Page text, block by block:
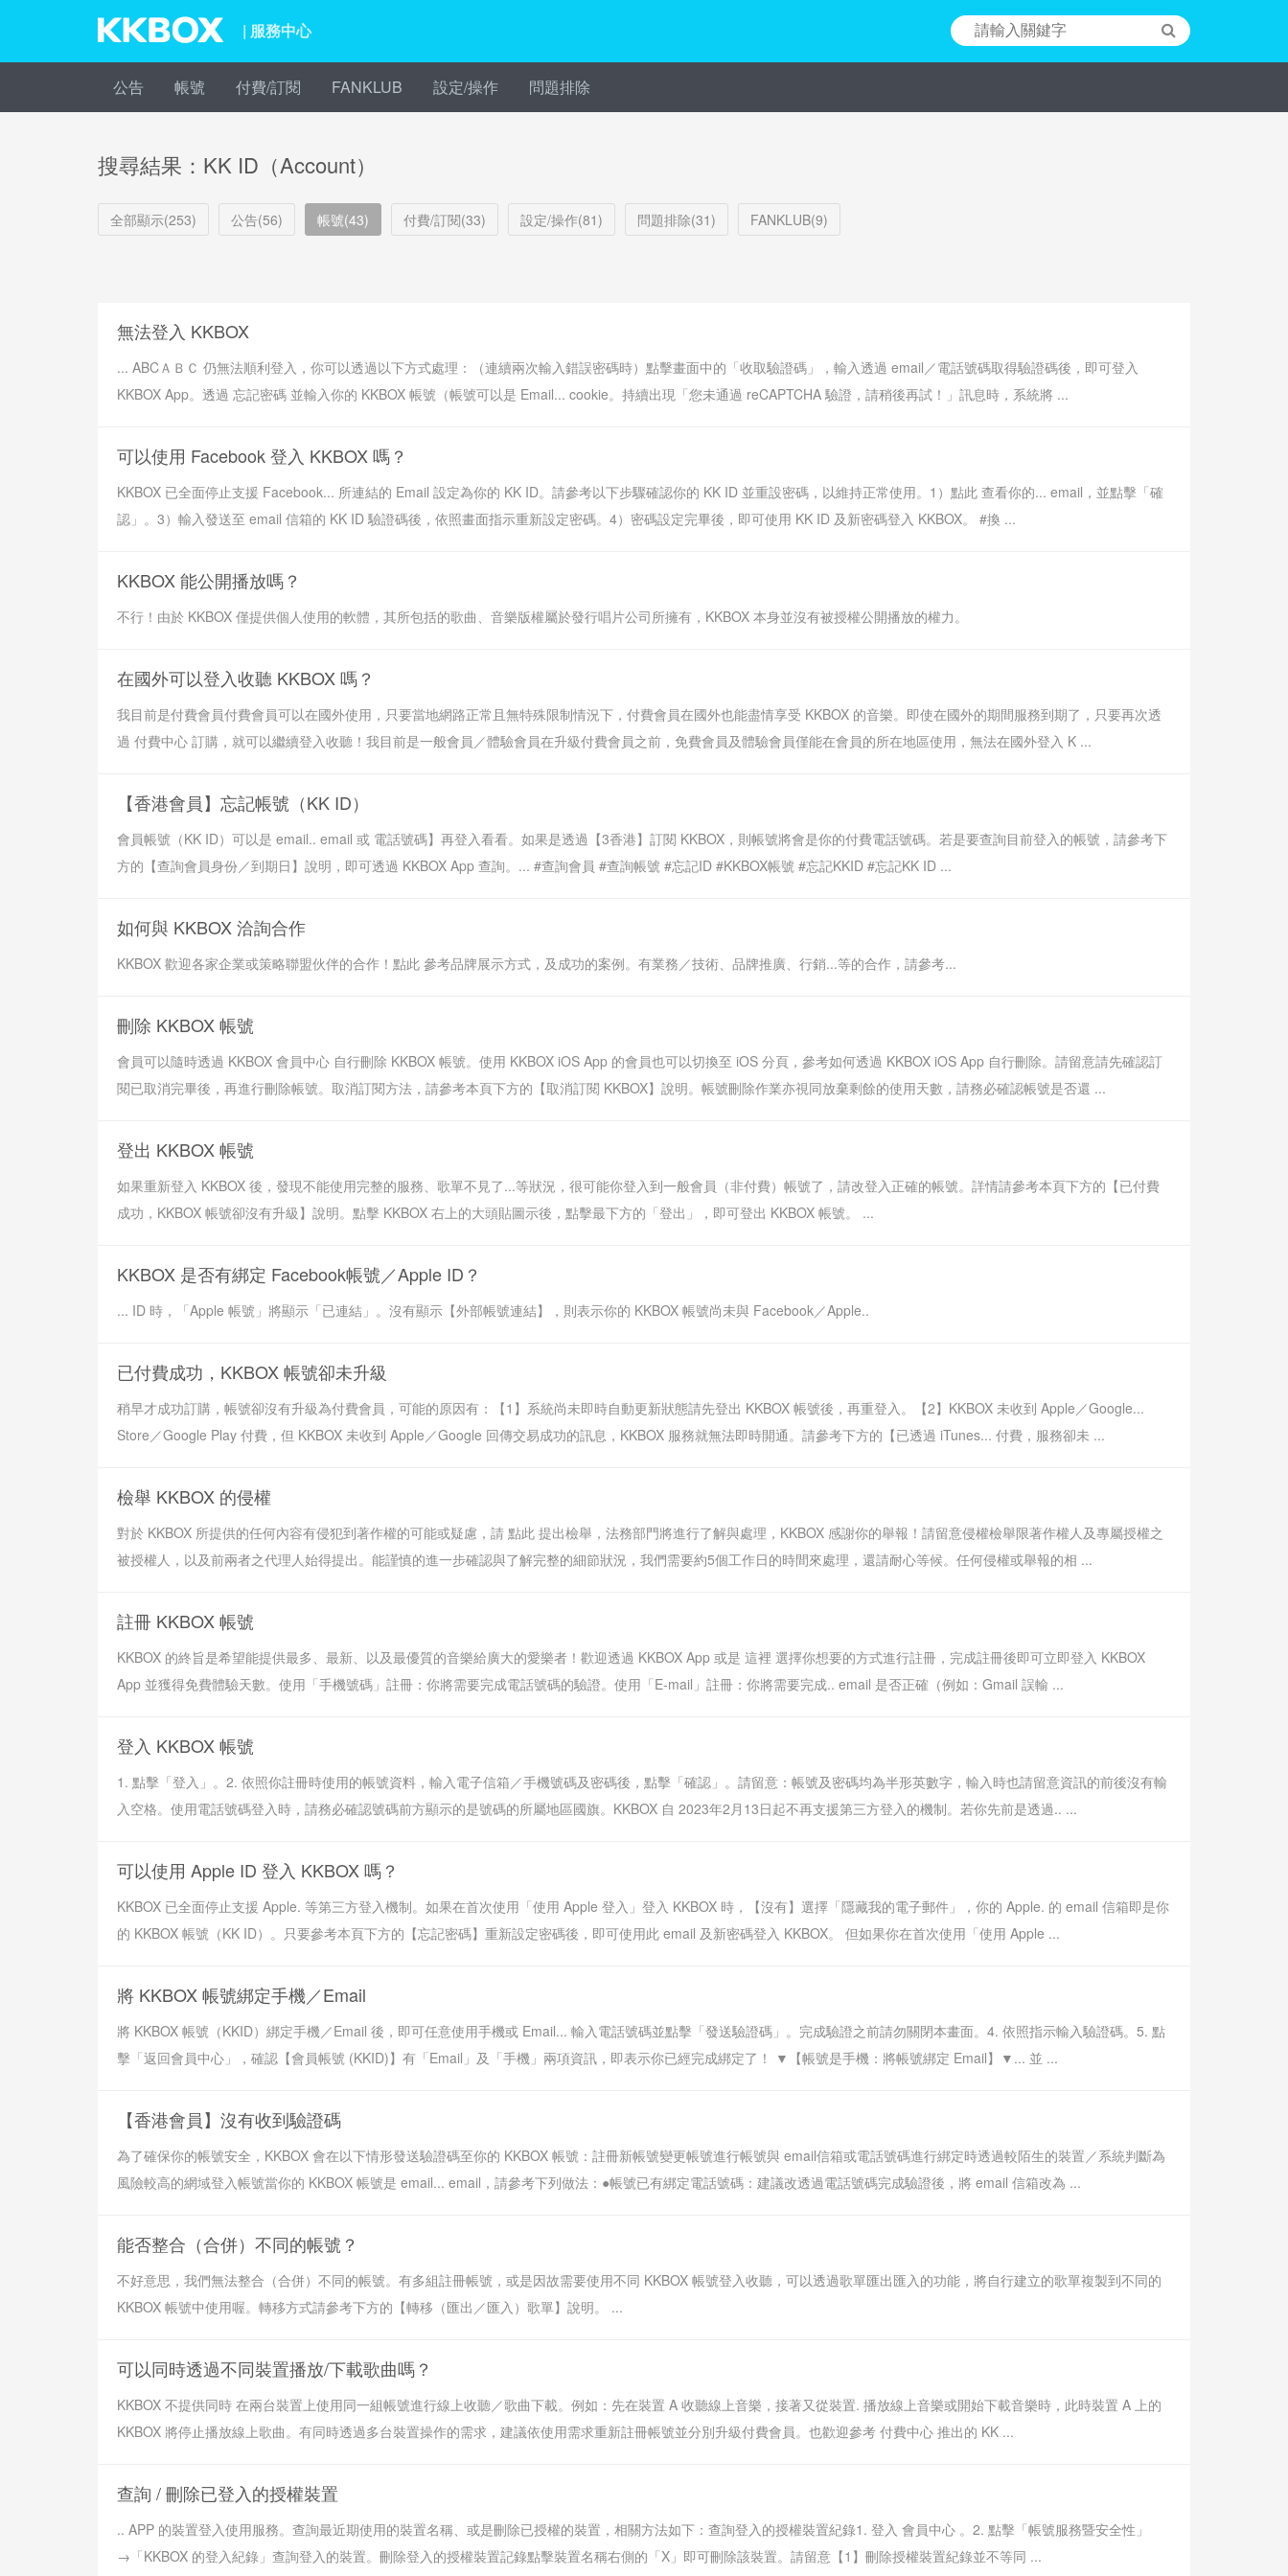
| 服務中心
公告 帳號 付費/訂閱 FANKLUB 設定/操作 問題排除
搜尋結果：KK ID（Account）
全部顯示(253) 公告(56) 帳號(43) 付費/訂閱(33) 設定/操作(81) 問題排除(31) FANKLUB(9)
無法登入 KKBOX
... ABCＡＢＣ 仍無法順利登入，你可以透過以下方式處理：（連續兩次輸入錯誤密碼時）點擊畫面中的「收取驗證碼」，輸入透過 email／電話號碼取得驗證碼後，即可登入
KKBOX App。透過 忘記密碼 並輸入你的 KKBOX 帳號（帳號可以是 Email... cookie。持續出現「您未通過 reCAPTCHA 驗證，請稍後再試！」訊息時，系統將 ...
可以使用 Facebook 登入 KKBOX 嗎？
KKBOX 已全面停止支援 Facebook... 所連結的 Email 設定為你的 KK ID。請參考以下步驟確認你的 KK ID 並重設密碼，以維持正常使用。1）點此 查看你的... email，並點擊「確
認」。3）輸入發送至 email 信箱的 KK ID 驗證碼後，依照畫面指示重新設定密碼。4）密碼設定完畢後，即可使用 KK ID 及新密碼登入 KKBOX。 #換 ...
KKBOX 能公開播放嗎？
不行！由於 KKBOX 僅提供個人使用的軟體，其所包括的歌曲、音樂版權屬於發行唱片公司所擁有，KKBOX 本身並沒有被授權公開播放的權力。
在國外可以登入收聽 KKBOX 嗎？
我目前是付費會員付費會員可以在國外使用，只要當地網路正常且無特殊限制情況下，付費會員在國外也能盡情享受 KKBOX 的音樂。即使在國外的期間服務到期了，只要再次透
過 付費中心 訂購，就可以繼續登入收聽！我目前是一般會員／體驗會員在升級付費會員之前，免費會員及體驗會員僅能在會員的所在地區使用，無法在國外登入 K ...
【香港會員】忘記帳號（KK ID）
會員帳號（KK ID）可以是 email.. email 或 電話號碼】再登入看看。如果是透過【3香港】訂閱 KKBOX，則帳號將會是你的付費電話號碼。若是要查詢目前登入的帳號，請參考下
方的【查詢會員身份／到期日】說明，即可透過 KKBOX App 查詢。... #查詢會員 #查詢帳號 #忘記ID #KKBOX帳號 #忘記KKID #忘記KK ID ...
如何與 KKBOX 洽詢合作
KKBOX 歡迎各家企業或策略聯盟伙伴的合作！點此 參考品牌展示方式，及成功的案例。有業務／技術、品牌推廣、行銷...等的合作，請參考...
刪除 KKBOX 帳號
會員可以隨時透過 KKBOX 會員中心 自行刪除 KKBOX 帳號。使用 KKBOX iOS App 的會員也可以切換至 iOS 分頁，參考如何透過 KKBOX iOS App 自行刪除。請留意請先確認訂
閱已取消完畢後，再進行刪除帳號。取消訂閱方法，請參考本頁下方的【取消訂閱 KKBOX】說明。帳號刪除作業亦視同放棄剩餘的使用天數，請務必確認帳號是否還 ...
登出 KKBOX 帳號
如果重新登入 KKBOX 後，發現不能使用完整的服務、歌單不見了...等狀況，很可能你登入到一般會員（非付費）帳號了，請改登入正確的帳號。詳情請參考本頁下方的【已付費
成功，KKBOX 帳號卻沒有升級】說明。點擊 KKBOX 右上的大頭貼圖示後，點擊最下方的「登出」，即可登出 KKBOX 帳號。 ...
KKBOX 是否有綁定 Facebook帳號／Apple ID？
... ID 時，「Apple 帳號」將顯示「已連結」。沒有顯示【外部帳號連結】，則表示你的 KKBOX 帳號尚未與 Facebook／Apple..
已付費成功，KKBOX 帳號卻未升級
稍早才成功訂購，帳號卻沒有升級為付費會員，可能的原因有：【1】系統尚未即時自動更新狀態請先登出 KKBOX 帳號後，再重登入。【2】KKBOX 未收到 Apple／Google...
Store／Google Play 付費，但 KKBOX 未收到 Apple／Google 回傳交易成功的訊息，KKBOX 服務就無法即時開通。請參考下方的【已透過 iTunes... 付費，服務卻未 ...
檢舉 KKBOX 的侵權
對於 KKBOX 所提供的任何內容有侵犯到著作權的可能或疑慮，請 點此 提出檢舉，法務部門將進行了解與處理，KKBOX 感謝你的舉報！請留意侵權檢舉限著作權人及專屬授權之
被授權人，以及前兩者之代理人始得提出。能謹慎的進一步確認與了解完整的細節狀況，我們需要約5個工作日的時間來處理，還請耐心等候。任何侵權或舉報的相 ...
註冊 KKBOX 帳號
KKBOX 的終旨是希望能提供最多、最新、以及最優質的音樂給廣大的愛樂者！歡迎透過 KKBOX App 或是 這裡 選擇你想要的方式進行註冊，完成註冊後即可立即登入 KKBOX
App 並獲得免費體驗天數。使用「手機號碼」註冊：你將需要完成電話號碼的驗證。使用「E-mail」註冊：你將需要完成.. email 是否正確（例如：Gmail 誤輸 ...
登入 KKBOX 帳號
1. 點擊「登入」。2. 依照你註冊時使用的帳號資料，輸入電子信箱／手機號碼及密碼後，點擊「確認」。請留意：帳號及密碼均為半形英數字，輸入時也請留意資訊的前後沒有輸
入空格。使用電話號碼登入時，請務必確認號碼前方顯示的是號碼的所屬地區國旗。KKBOX 自 2023年2月13日起不再支援第三方登入的機制。若你先前是透過.. ...
可以使用 Apple ID 登入 KKBOX 嗎？
KKBOX 已全面停止支援 Apple. 等第三方登入機制。如果在首次使用「使用 Apple 登入」登入 KKBOX 時，【沒有】選擇「隱藏我的電子郵件」，你的 Apple. 的 email 信箱即是你
的 KKBOX 帳號（KK ID）。只要參考本頁下方的【忘記密碼】重新設定密碼後，即可使用此 email 及新密碼登入 KKBOX。 但如果你在首次使用「使用 Apple ...
將 KKBOX 帳號綁定手機／Email
將 KKBOX 帳號（KKID）綁定手機／Email 後，即可任意使用手機或 Email... 輸入電話號碼並點擊「發送驗證碼」。完成驗證之前請勿關閉本畫面。4. 依照指示輸入驗證碼。5. 點
擊「返回會員中心」，確認【會員帳號 (KKID)】有「Email」及「手機」兩項資訊，即表示你已經完成綁定了！ ▼【帳號是手機：將帳號綁定 Email】▼... 並 ...
【香港會員】沒有收到驗證碼
為了確保你的帳號安全，KKBOX 會在以下情形發送驗證碼至你的 KKBOX 帳號：註冊新帳號變更帳號進行帳號與 email信箱或電話號碼進行綁定時透過較陌生的裝置／系統判斷為
風險較高的網域登入帳號當你的 KKBOX 帳號是 email... email，請參考下列做法：●帳號已有綁定電話號碼：建議改透過電話號碼完成驗證後，將 email 信箱改為 ...
能否整合（合併）不同的帳號？
不好意思，我們無法整合（合併）不同的帳號。有多組註冊帳號，或是因故需要使用不同 KKBOX 帳號登入收聽，可以透過歌單匯出匯入的功能，將自行建立的歌單複製到不同的
KKBOX 帳號中使用喔。轉移方式請參考下方的【轉移（匯出／匯入）歌單】說明。 ...
可以同時透過不同裝置播放/下載歌曲嗎？
KKBOX 不提供同時 在兩台裝置上使用同一組帳號進行線上收聽／歌曲下載。例如：先在裝置 A 收聽線上音樂，接著又從裝置. 播放線上音樂或開始下載音樂時，此時裝置 A 上的
KKBOX 將停止播放線上歌曲。有同時透過多台裝置操作的需求，建議依使用需求重新註冊帳號並分別升級付費會員。也歡迎參考 付費中心 推出的 KK ...
查詢 / 刪除已登入的授權裝置
.. APP 的裝置登入使用服務。查詢最近期使用的裝置名稱、或是刪除已授權的裝置，相關方法如下：查詢登入的授權裝置紀錄1. 登入 會員中心 。2. 點擊「帳號服務暨安全性」
→「KKBOX 的登入紀錄」查詢登入的裝置。刪除登入的授權裝置記錄點擊裝置名稱右側的「X」即可刪除該裝置。請留意【1】刪除授權裝置紀錄並不等同 ...